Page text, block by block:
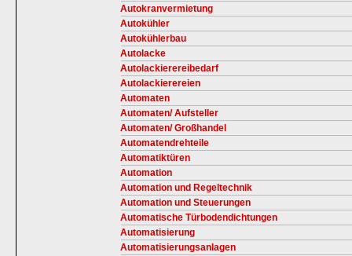
Autokranvermietung
Autokühler
Autokühlerbau
Autolacke
Autolackierereibedarf
Autolackierereien
Automaten
Automaten/ Aufsteller
Automaten/ Großhandel
Automatendrehteile
Automatiktüren
Automation
Automation und Regeltechnik
Automation und Steuerungen
Automatische Türbodendichtungen
Automatisierung
Automatisierungsanlagen